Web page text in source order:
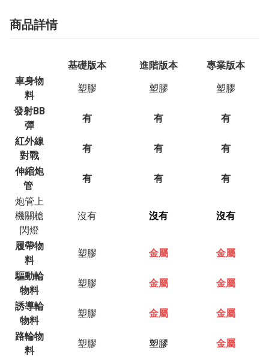
商品詳情
基礎版本 進階版本
專業版本
車身物
料
塑膠 塑膠
塑膠
發射BB
彈
有 有
有
紅外線
對戰
有 有
有
伸縮炮
管
有 有
有
炮管上
機關槍
閃燈
沒有 沒有 沒有
履帶物
料
塑膠 金屬
金屬
驅動輪
物料
塑膠 金屬
金屬
誘導輪
物料
塑膠 金屬
金屬
路輪物
料
塑膠 塑膠
金屬